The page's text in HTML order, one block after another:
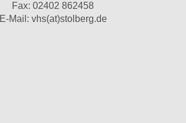
Fax: 02402 862458
E-Mail: vhs(at)stolberg.de